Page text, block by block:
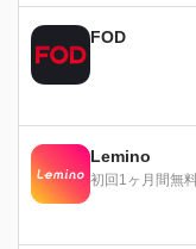
『
FOD
Lemino
初回1ヶ月間無